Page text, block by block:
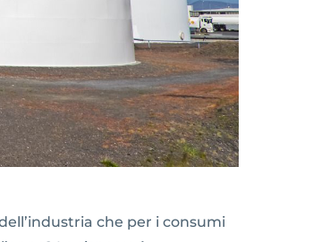
che per i consumi